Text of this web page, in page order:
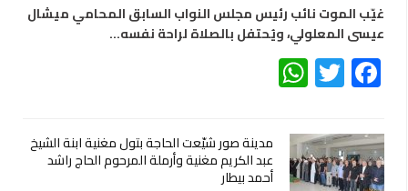
غيّب الموت نائب رئيس مجلس النواب السابق المحامي ميشال
عيسى المعلولي، ويُحتفل بالصلاة لراحة نفسه…
Facebook
Twitter
مدينة صور شيّعت الحاجة بتول مغنية ابنة الشيخ
عبد الكريم مغنية وأرملة المرحوم الحاج راشد
أحمد بيطار